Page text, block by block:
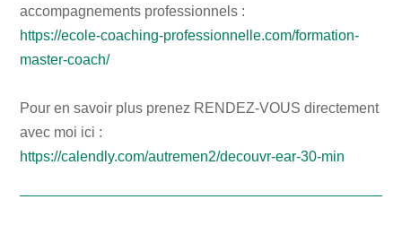
accompagnements professionnels :
https://ecole-coaching-professionnelle.com/formation-
master-coach/
Pour en savoir plus prenez RENDEZ-VOUS directement
avec moi ici :
https://calendly.com/autremen2/decouvr-ear-30-min